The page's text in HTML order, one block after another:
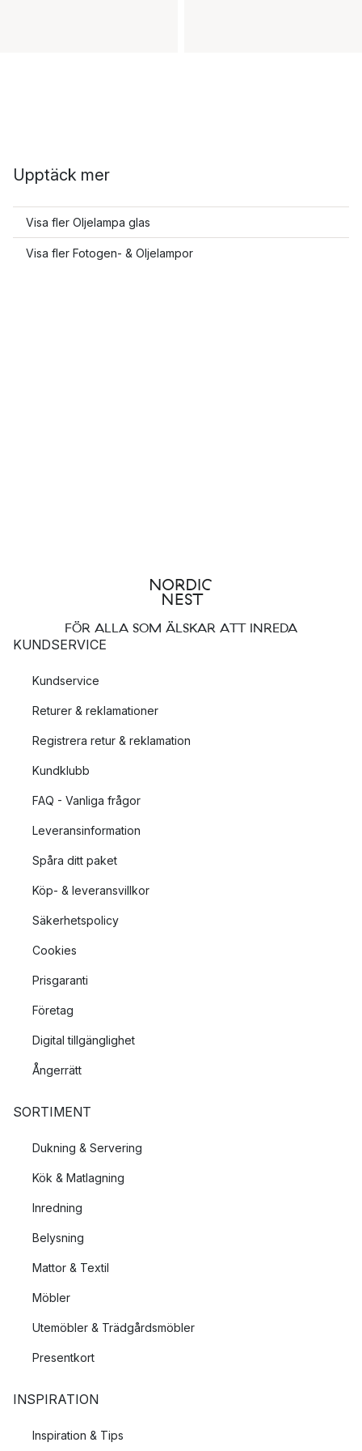
Upptäck mer
Visa fler Oljelampa glas
Visa fler Fotogen- & Oljelampor
FÖR ALLA SOM ÄLSKAR ATT INREDA
KUNDSERVICE
Kundservice
Returer & reklamationer
Registrera retur & reklamation
Kundklubb
FAQ - Vanliga frågor
Leveransinformation
Spåra ditt paket
Köp- & leveransvillkor
Säkerhetspolicy
Cookies
Prisgaranti
Företag
Digital tillgänglighet
Ångerrätt
SORTIMENT
Dukning & Servering
Kök & Matlagning
Inredning
Belysning
Mattor & Textil
Möbler
Utemöbler & Trädgårdsmöbler
Presentkort
INSPIRATION
Inspiration & Tips